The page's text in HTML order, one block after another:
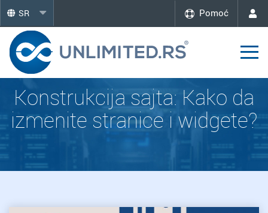
SR Pomoć
Konstrukcija sajta: Kako da
izmenite stranice i widgete?